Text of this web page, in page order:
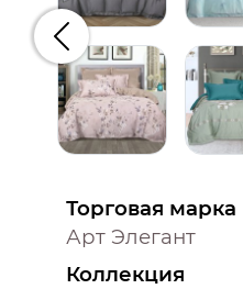
Предыдущий
Торговая марка
Арт Элегант
Коллекция